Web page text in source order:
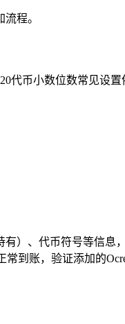
程。
代币小数位数常见设置
）、代币符号等信息
到账，验证添加的